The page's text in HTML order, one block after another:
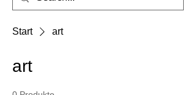
Start art
art